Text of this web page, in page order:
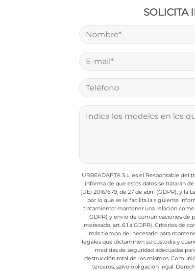
SOLICITA
URBEADAPTA S.L. es el Responsable
informa de que estos datos se tratarán
(UE) 2016/679, de 27 de abril (GDPR), y la
por lo que se le facilita la siguiente
tratamiento: mantener una relación
GDPR) y envío de comunicaciones de
interesado, art. 6.1.a GDPR). Criterios de
más tiempo del necesario para
legales que dictaminen su custodia y
medidas de seguridad adecuadas
destrucción total de los mismos.
terceros, salvo obligación legal.